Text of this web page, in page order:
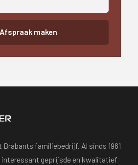
Afspraak maken
Brabants familiebedrijf. Al sinds 1961
geprijsde en kwalitatief